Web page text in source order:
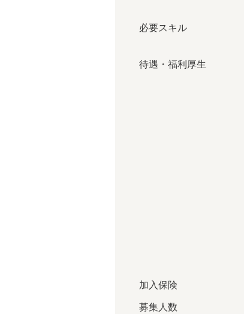
必要スキル
待遇・福利厚生
加入保険
募集人数